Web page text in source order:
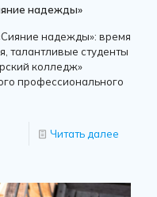
надежды»
надежды»: время
талантливые студенты
колледж»
профессионального
Читать далее